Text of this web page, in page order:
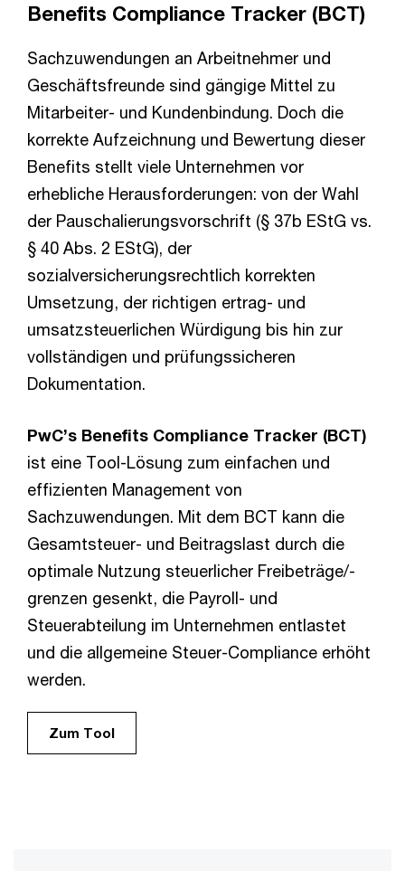
Benefits Compliance Tracker (BCT)
Sachzuwendungen an Arbeitnehmer und
Geschäftsfreunde sind gängige Mittel zu
Mitarbeiter- und Kundenbindung. Doch die
korrekte Aufzeichnung und Bewertung dieser
Benefits stellt viele Unternehmen vor
erhebliche Herausforderungen: von der Wahl
der Pauschalierungsvorschrift (§ 37b EStG vs.
§ 40 Abs. 2 EStG), der
sozialversicherungsrechtlich korrekten
Umsetzung, der richtigen ertrag- und
umsatzsteuerlichen Würdigung bis hin zur
vollständigen und prüfungssicheren
Dokumentation.
PwC’s Benefits Compliance Tracker (BCT)
ist eine Tool-Lösung zum einfachen und
effizienten Management von
Sachzuwendungen. Mit dem BCT kann die
Gesamtsteuer- und Beitragslast durch die
optimale Nutzung steuerlicher Freibeträge/-
grenzen gesenkt, die Payroll- und
Steuerabteilung im Unternehmen entlastet
und die allgemeine Steuer-Compliance erhöht
werden.
Zum Tool